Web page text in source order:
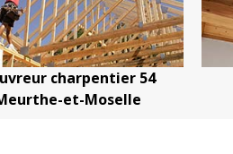
Installateur de velux 54
Meurthe-et-Moselle